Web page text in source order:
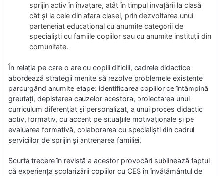
sprijin activ în învaţare, atât în timpul invaţării la clasă
cât şi la cele din afara clasei, prin dezvoltarea unui
parteneriat educaţional cu anumite categorii de
specialişti cu famiile copiilor sau cu anumite instituţii din
comunitate.
În relaţia pe care o are cu copiii dificili, cadrele didactice
abordează strategii menite să rezolve problemele existente
parcurgând anumite etape: identificarea copiilor ce întâmpină
greutaţi, depistarea cauzelor acestora, proiectarea unui
curriculum diferenţiat şi personalizat, a unui proces didactic
activ, formativ, cu accent pe situaţiile motivaţionale şi pe
evaluarea formativă, colaborarea cu specialişti din cadrul
serviciilor de sprijin şi antrenarea familiei.
Scurta trecere în revistă a acestor provocări sublinează faptul
că experienţa şcolarizării copiilor cu CES în învăţământul de